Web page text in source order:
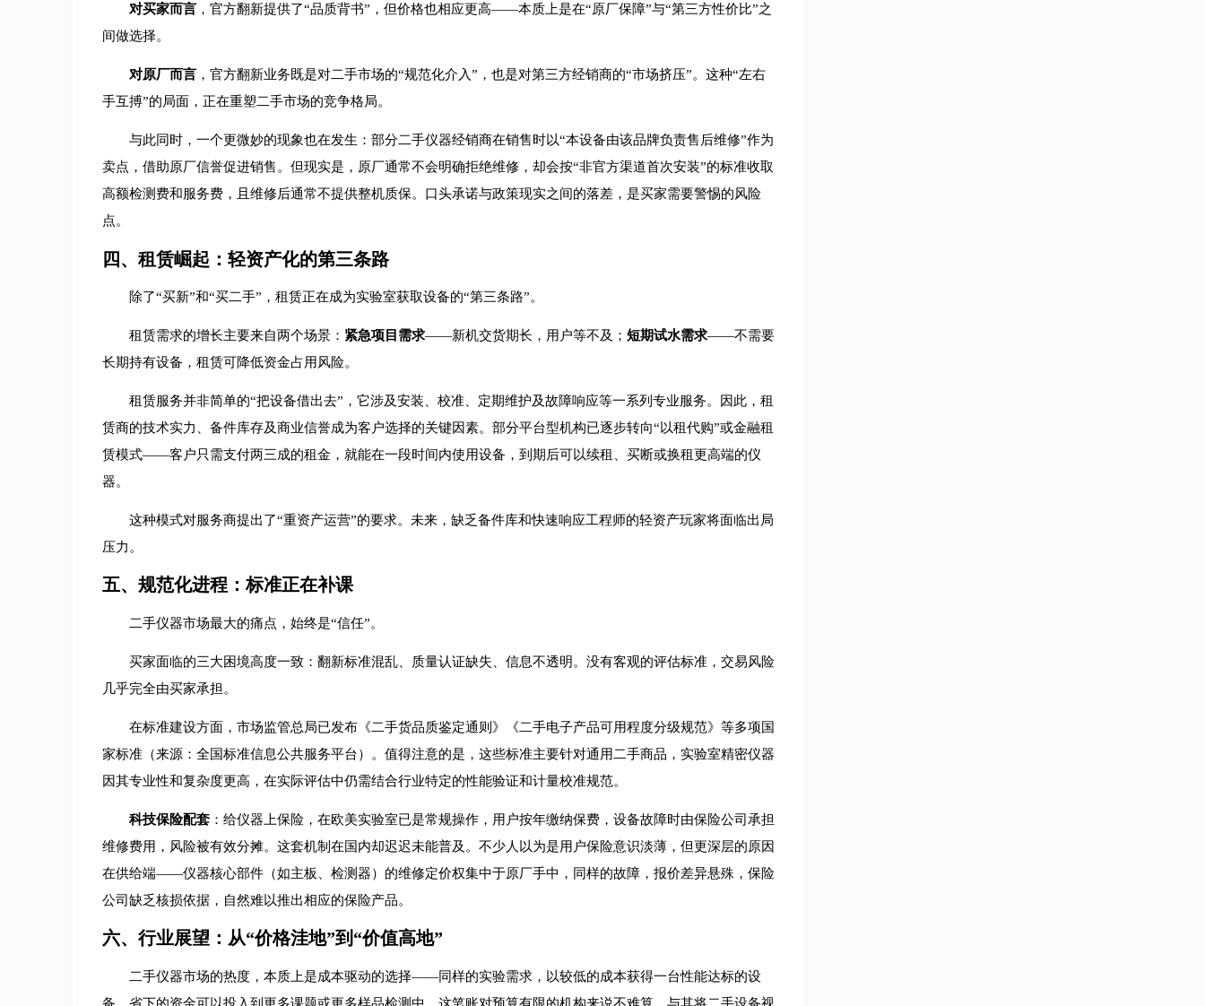
对买家而言，官方翻新提供了“品质背书”，但价格也相应更高——本质上是在“原厂保障”与“第三方性价比”之
间做选择。
对原厂而言，官方翻新业务既是对二手市场的“规范化介入”，也是对第三方经销商的“市场挤压”。这种“左右
手互搏”的局面，正在重塑二手市场的竞争格局。
与此同时，一个更微妙的现象也在发生：部分二手仪器经销商在销售时以“本设备由该品牌负责售后维修”作为
卖点，借助原厂信誉促进销售。但现实是，原厂通常不会明确拒绝维修，却会按“非官方渠道首次安装”的标准收取
高额检测费和服务费，且维修后通常不提供整机质保。口头承诺与政策现实之间的落差，是买家需要警惕的风险
点。
四、租赁崛起：轻资产化的第三条路
除了“买新”和“买二手”，租赁正在成为实验室获取设备的“第三条路”。
租赁需求的增长主要来自两个场景： 紧急项目需求——新机交货期长，用户等不及； 短期试水需求——不需要
长期持有设备，租赁可降低资金占用风险。
租赁服务并非简单的“把设备借出去”，它涉及安装、校准、定期维护及故障响应等一系列专业服务。因此，租
赁商的技术实力、备件库存及商业信誉成为客户选择的关键因素。部分平台型机构已逐步转向“以租代购”或金融租
赁模式——客户只需支付两三成的租金，就能在一段时间内使用设备，到期后可以续租、买断或换租更高端的仪
器。
这种模式对服务商提出了“重资产运营”的要求。未来，缺乏备件库和快速响应工程师的轻资产玩家将面临出局
压力。
五、规范化进程：标准正在补课
二手仪器市场最大的痛点，始终是“信任”。
买家面临的三大困境高度一致：翻新标准混乱、质量认证缺失、信息不透明。没有客观的评估标准，交易风险
几乎完全由买家承担。
在标准建设方面，市场监管总局已发布《二手货品质鉴定通则》《二手电子产品可用程度分级规范》等多项国
家标准（来源：全国标准信息公共服务平台）。值得注意的是，这些标准主要针对通用二手商品，实验室精密仪器
因其专业性和复杂度更高，在实际评估中仍需结合行业特定的性能验证和计量校准规范。
科技保险配套：给仪器上保险，在欧美实验室已是常规操作，用户按年缴纳保费，设备故障时由保险公司承担
维修费用，风险被有效分摊。这套机制在国内却迟迟未能普及。不少人以为是用户保险意识淡薄，但更深层的原因
在供给端——仪器核心部件（如主板、检测器）的维修定价权集中于原厂手中，同样的故障，报价差异悬殊，保险
公司缺乏核损依据，自然难以推出相应的保险产品。
六、行业展望：从“价格洼地”到“价值高地”
二手仪器市场的热度，本质上是成本驱动的选择——同样的实验需求，以较低的成本获得一台性能达标的设
备，省下的资金可以投入到更多课题或更多样品检测中，这笔账对预算有限的机构来说不难算。与其将二手设备视